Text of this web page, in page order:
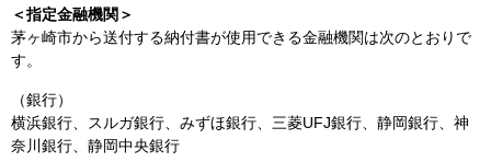
＜指定金融機関＞
茅ヶ崎市から送付する納付書が使用できる金融機関は次のとおりで
す。
（銀行）
横浜銀行、スルガ銀行、みずほ銀行、三菱UFJ銀行、静岡銀行、神
奈川銀行、静岡中央銀行